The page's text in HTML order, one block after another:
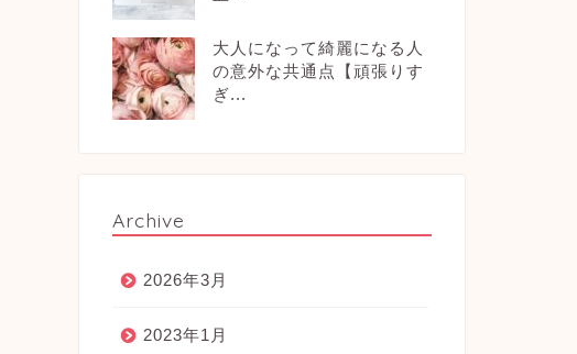
大人になって綺麗になる人
の意外な共通点【頑張りす
ぎ...
Archive
2026年3月
2023年1月